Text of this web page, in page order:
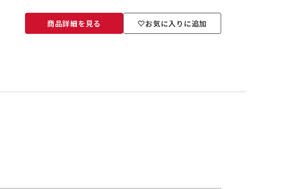
商品詳細を見る お気に入りに追加